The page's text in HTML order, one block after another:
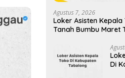
Agustus 7, 2026
Loker Asisten
Tanah Bumbu Maret
Di